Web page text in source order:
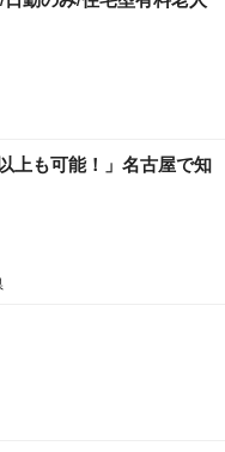
上も可能！」名古屋で知